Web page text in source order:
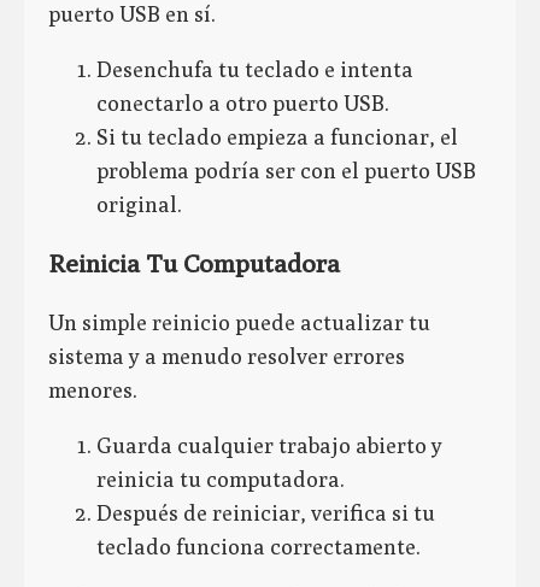
puerto USB en sí.
Desenchufa tu teclado e intenta
conectarlo a otro puerto USB.
Si tu teclado empieza a funcionar, el
problema podría ser con el puerto USB
original.
Reinicia Tu Computadora
Un simple reinicio puede actualizar tu
sistema y a menudo resolver errores
menores.
Guarda cualquier trabajo abierto y
reinicia tu computadora.
Después de reiniciar, verifica si tu
teclado funciona correctamente.